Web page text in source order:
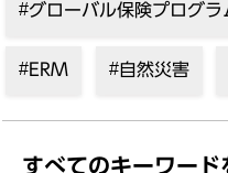
グローバル保険プログラ
ERM 自然災害
すべてのキーワード